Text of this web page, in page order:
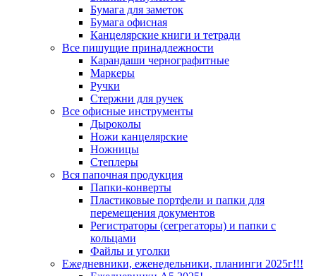
Бумага для заметок
Бумага офисная
Канцелярские книги и тетради
Все пишущие принадлежности
Карандаши чернографитные
Маркеры
Ручки
Стержни для ручек
Все офисные инструменты
Дыроколы
Ножи канцелярские
Ножницы
Степлеры
Вся папочная продукция
Папки-конверты
Пластиковые портфели и папки для
перемещения документов
Регистраторы (сегрегаторы) и папки с
кольцами
Файлы и уголки
Ежедневники, еженедельники, планинги 2025г!!!